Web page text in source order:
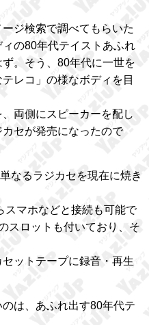
ジ検索で調べてもらいた
の80年代テイストあふれ
。そう、80年代に一世を
レコ」の様なボディを目
両側にスピーカーを配し
セが発売になったので
なるラジカセを現在に焼き
スマホなどと接続も可能で
スロットも付いており、そ
ットテープに録音・再生
は、あふれ出す80年代テ